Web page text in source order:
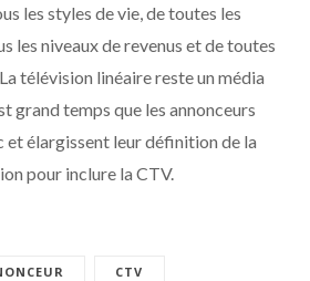
les styles de vie, de toutes les
les niveaux de revenus et de toutes
télévision linéaire reste un média
grand temps que les annonceurs
et élargissent leur définition de la
pour inclure la CTV.
CTV